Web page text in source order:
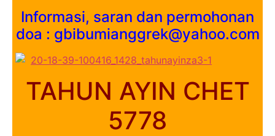
Informasi, saran dan permohonan
doa : gbibumianggrek@yahoo.com
TAHUN AYIN CHET
5778